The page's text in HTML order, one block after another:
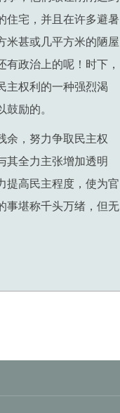
住宅，并且在许多避暑
米甚或几平方米的陋屋
政治上的呢！时下，
主权利的一种强烈渴
励的。
余，努力争取民主权
其全力主张增加透明
提高民主程度，使为官
事堪称千头万绪，但无